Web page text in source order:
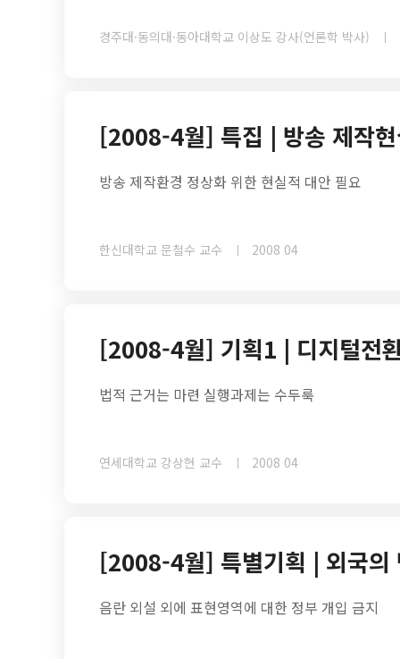
경주대·동의대·동아대학교 이상도 강사(언론학 박사)
[2008-4월] 특집 | 방송 제작
방송 제작환경 정상화 위한 현실적 대안 필요
한신대학교 문철수 교수 2008 04
[2008-4월] 기획1 | 디지털전
법적 근거는 마련 실행과제는 수두룩
연세대학교 강상현 교수 2008 04
[2008-4월] 특별기획 | 외국
음란 외설 외에 표현영역에 대한 정부 개입 금지